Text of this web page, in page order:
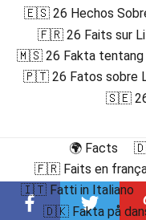
🇪🇸 26 Hechos
🇫🇷 26 Faits sur
🇲🇸 26 Fakta tentang
🇵🇹 26 Fatos sobre
🇸🇪 26
🌍 Facts
🇫🇷 Faits en
🇮🇹 Fatti in Italiano
🇩🇰 Fakta på